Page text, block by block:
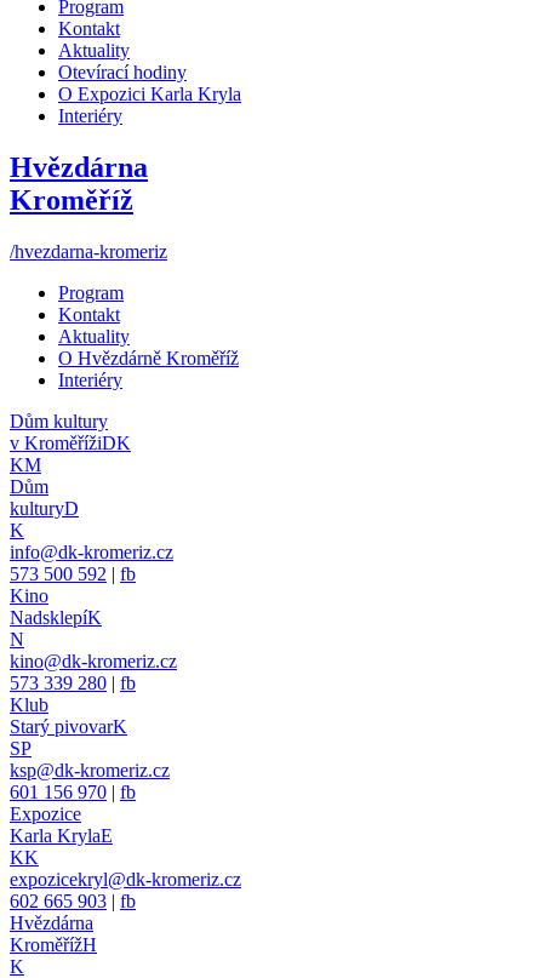
Program
Kontakt
Aktuality
Otevírací hodiny
O Expozici Karla Kryla
Interiéry
Hvězdárna
Kroměříž
/hvezdarna-kromeriz
Program
Kontakt
Aktuality
O Hvězdárně Kroměříž
Interiéry
Dům kultury
v KroměřížiDK
KM
Dům
kulturyD
K
info@dk-kromeriz.cz
573 500 592 | fb
Kino
NadsklepíK
N
kino@dk-kromeriz.cz
573 339 280 | fb
Klub
Starý pivovarK
SP
ksp@dk-kromeriz.cz
601 156 970 | fb
Expozice
Karla KrylaE
KK
expozicekryl@dk-kromeriz.cz
602 665 903 | fb
Hvězdárna
KroměřížH
K